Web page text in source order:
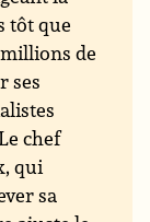
tôt que
millions de
ses
chef
qui
sa